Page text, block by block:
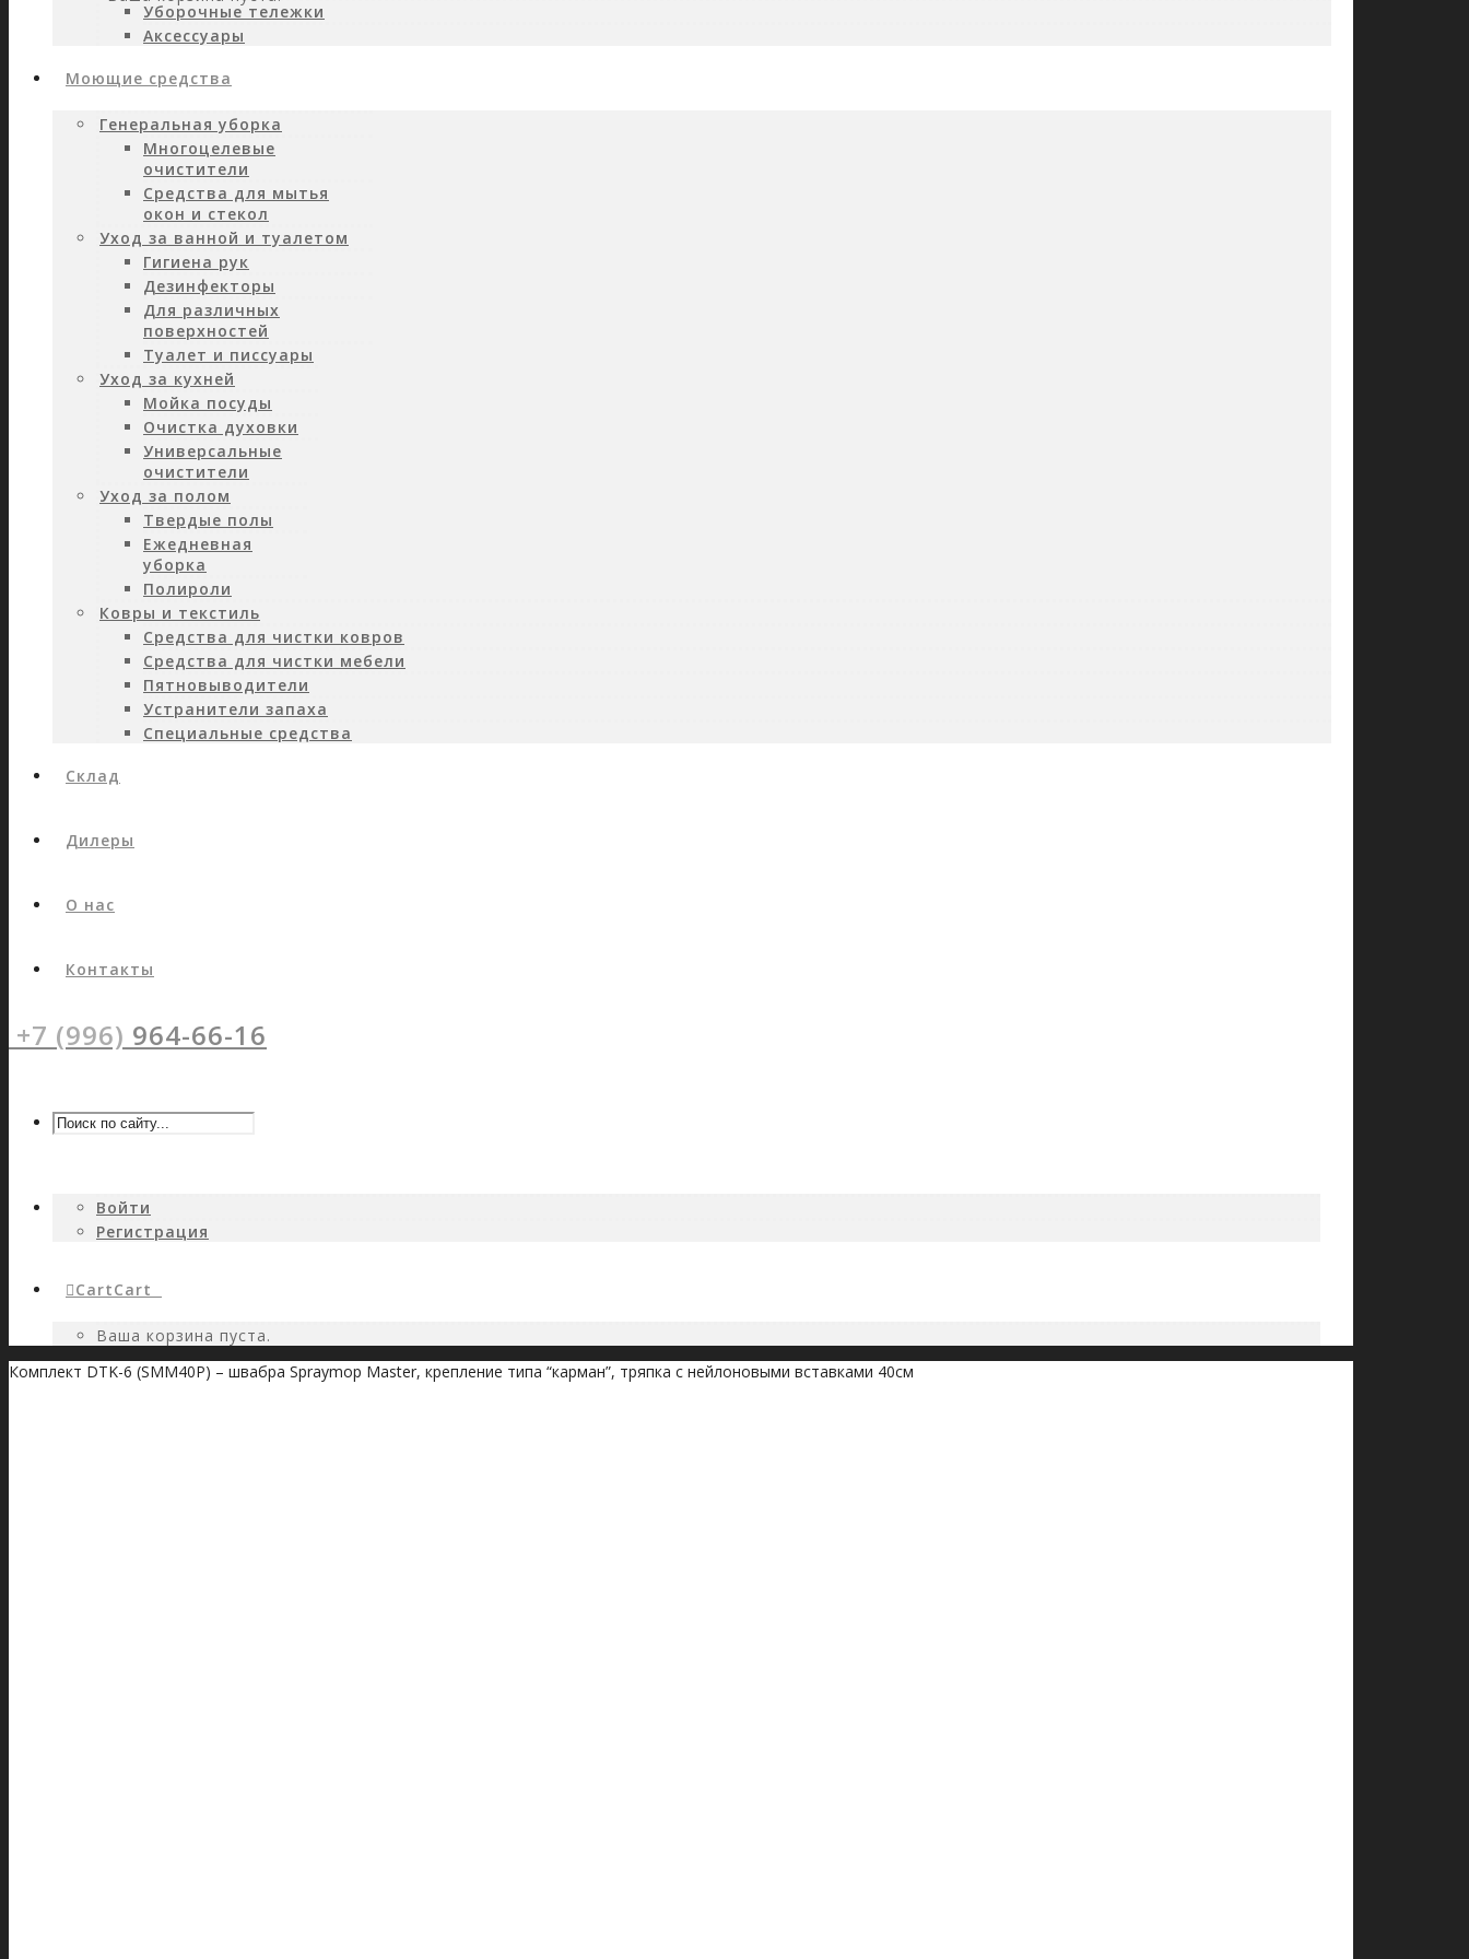
Уборочные тележки
Аксессуары
Моющие средства
Генеральная уборка
Многоцелевые
очистители
Средства для мытья
окон и стекол
Уход за ванной и туалетом
Гигиена рук
Дезинфекторы
Для различных
поверхностей
Туалет и писсуары
Уход за кухней
Мойка посуды
Очистка духовки
Универсальные
очистители
Уход за полом
Твердые полы
Ежедневная
уборка
Полироли
Ковры и текстиль
Средства для чистки ковров
Средства для чистки мебели
Пятновыводители
Устранители запаха
Специальные средства
Склад
Дилеры
О нас
Контакты
+7 (996) 964-66-16
Войти
Регистрация
CartCart
Ваша корзина пуста.
Комплект DTK-6 (SMM40P) – швабра Spraymop Master, крепление типа “карман”, тряпка с нейлоновыми вставками 40см